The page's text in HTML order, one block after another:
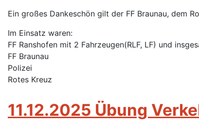
Ein großes Dankeschön gilt der FF Braunau, dem
Im Einsatz waren:
FF Ranshofen mit 2 Fahrzeugen(RLF, LF) und
FF Braunau
Polizei
Rotes Kreuz
11.12.2025 Übung